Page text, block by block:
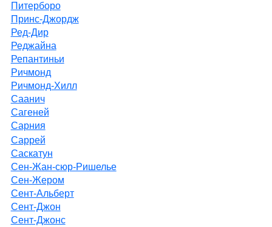
Питерборо
Принс-Джордж
Ред-Дир
Реджайна
Репантиньи
Ричмонд
Ричмонд-Хилл
Саанич
Сагеней
Сарния
Саррей
Саскатун
Сен-Жан-сюр-Ришелье
Сен-Жером
Сент-Альберт
Сент-Джон
Сент-Джонс